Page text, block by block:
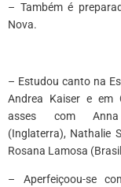
– Também é
Nova.
– Estudou canto na
Andrea Kaiser e em
asses com
(Inglaterra), Nathalie
Rosana Lamosa
– Aperfeiçoou-se